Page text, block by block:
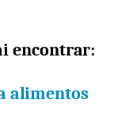
encontrar:
alimentos